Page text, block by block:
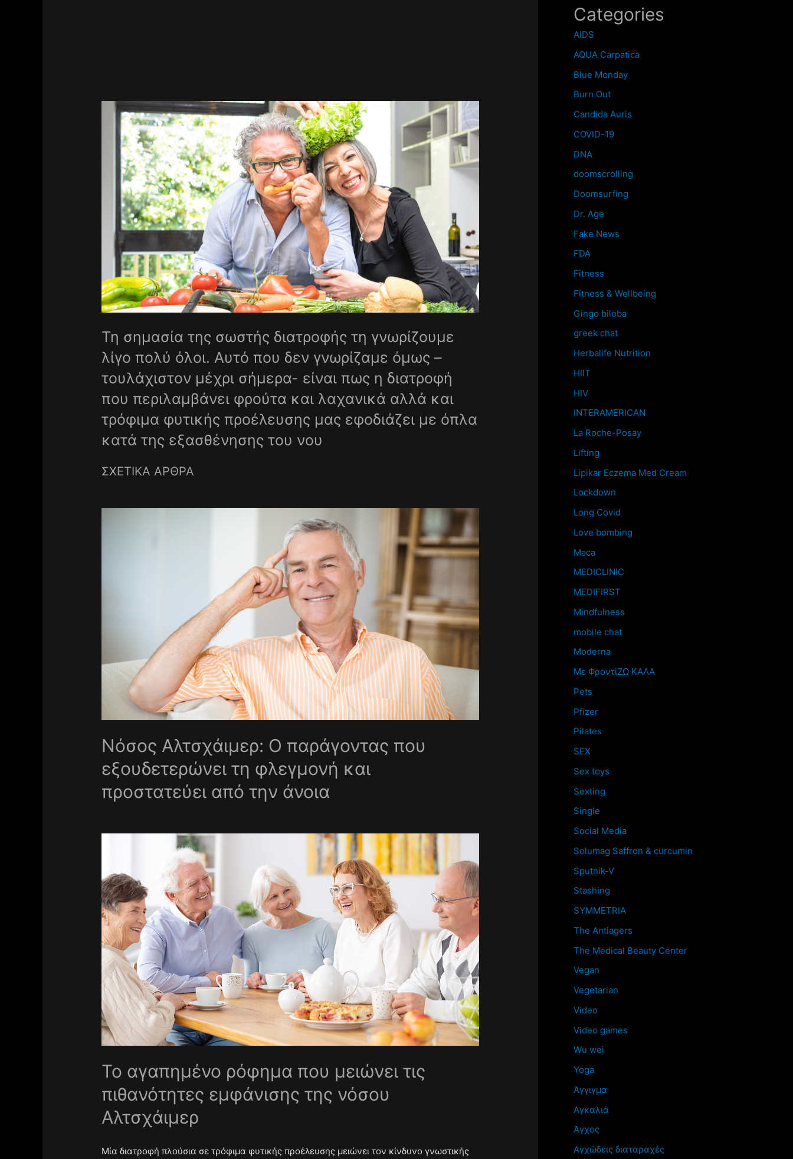
Τη σημασία της σωστής διατροφής τη γνωρίζουμε
λίγο πολύ όλοι. Αυτό που δεν γνωρίζαμε όμως –
τουλάχιστον μέχρι σήμερα- είναι πως η διατροφή
που περιλαμβάνει φρούτα και λαχανικά αλλά και
τρόφιμα φυτικής προέλευσης μας εφοδιάζει με όπλα
κατά της εξασθένησης του νου
ΣΧΕΤΙΚΑ ΑΡΘΡΑ
Νόσος Αλτσχάιμερ: Ο παράγοντας που
εξουδετερώνει τη φλεγμονή και
προστατεύει από την άνοια
To αγαπημένο ρόφημα που μειώνει τις
πιθανότητες εμφάνισης της νόσου
Αλτσχάιμερ
Μία διατροφή πλούσια σε τρόφιμα φυτικής προέλευσης μειώνει τον κίνδυνο γνωστικής
Categories
AIDS
AQUA Carpatica
Blue Monday
Burn Out
Candida Auris
COVID-19
DNA
doomscrolling
Doomsurfing
Dr. Age
Fake News
FDA
Fitness
Fitness & Wellbeing
Gingo biloba
greek chat
Herbalife Nutrition
HIIT
HIV
INTERAMERICAN
La Roche-Posay
Lifting
Lipikar Eczema Med Cream
Lockdown
Long Covid
Love bombing
Maca
MEDICLINIC
MEDIFIRST
Mindfulness
mobile chat
Moderna
Mε ΦροντίΖΩ ΚΑΛΑ
Pets
Pfizer
Pilates
SEX
Sex toys
Sexting
Single
Social Media
Solumag Saffron & curcumin
Sputnik-V
Stashing
SYMMETRIA
The Antiagers
The Medical Beauty Center
Vegan
Vegetarian
Video
Video games
Wu wei
Yoga
Άγγιγμα
Αγκαλιά
Άγχος
Αγχώδεις διαταραχές